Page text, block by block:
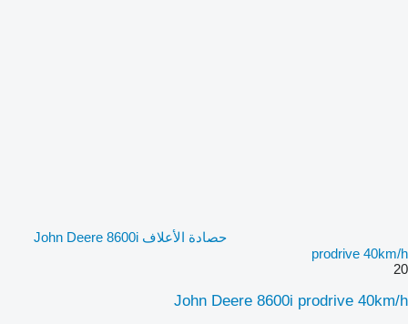
حصادة الأعلاف John Deere 8600i
prodrive 40km/h
20
John Deere 8600i prodrive 40km/h